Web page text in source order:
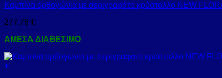
Καμπίνα ορθογώνια με σεριγραφάτο κρύσταλλο NEW
277,76 €
ΑΜΕΣΑ ΔΙΑΘΕΣΙΜΟ
+